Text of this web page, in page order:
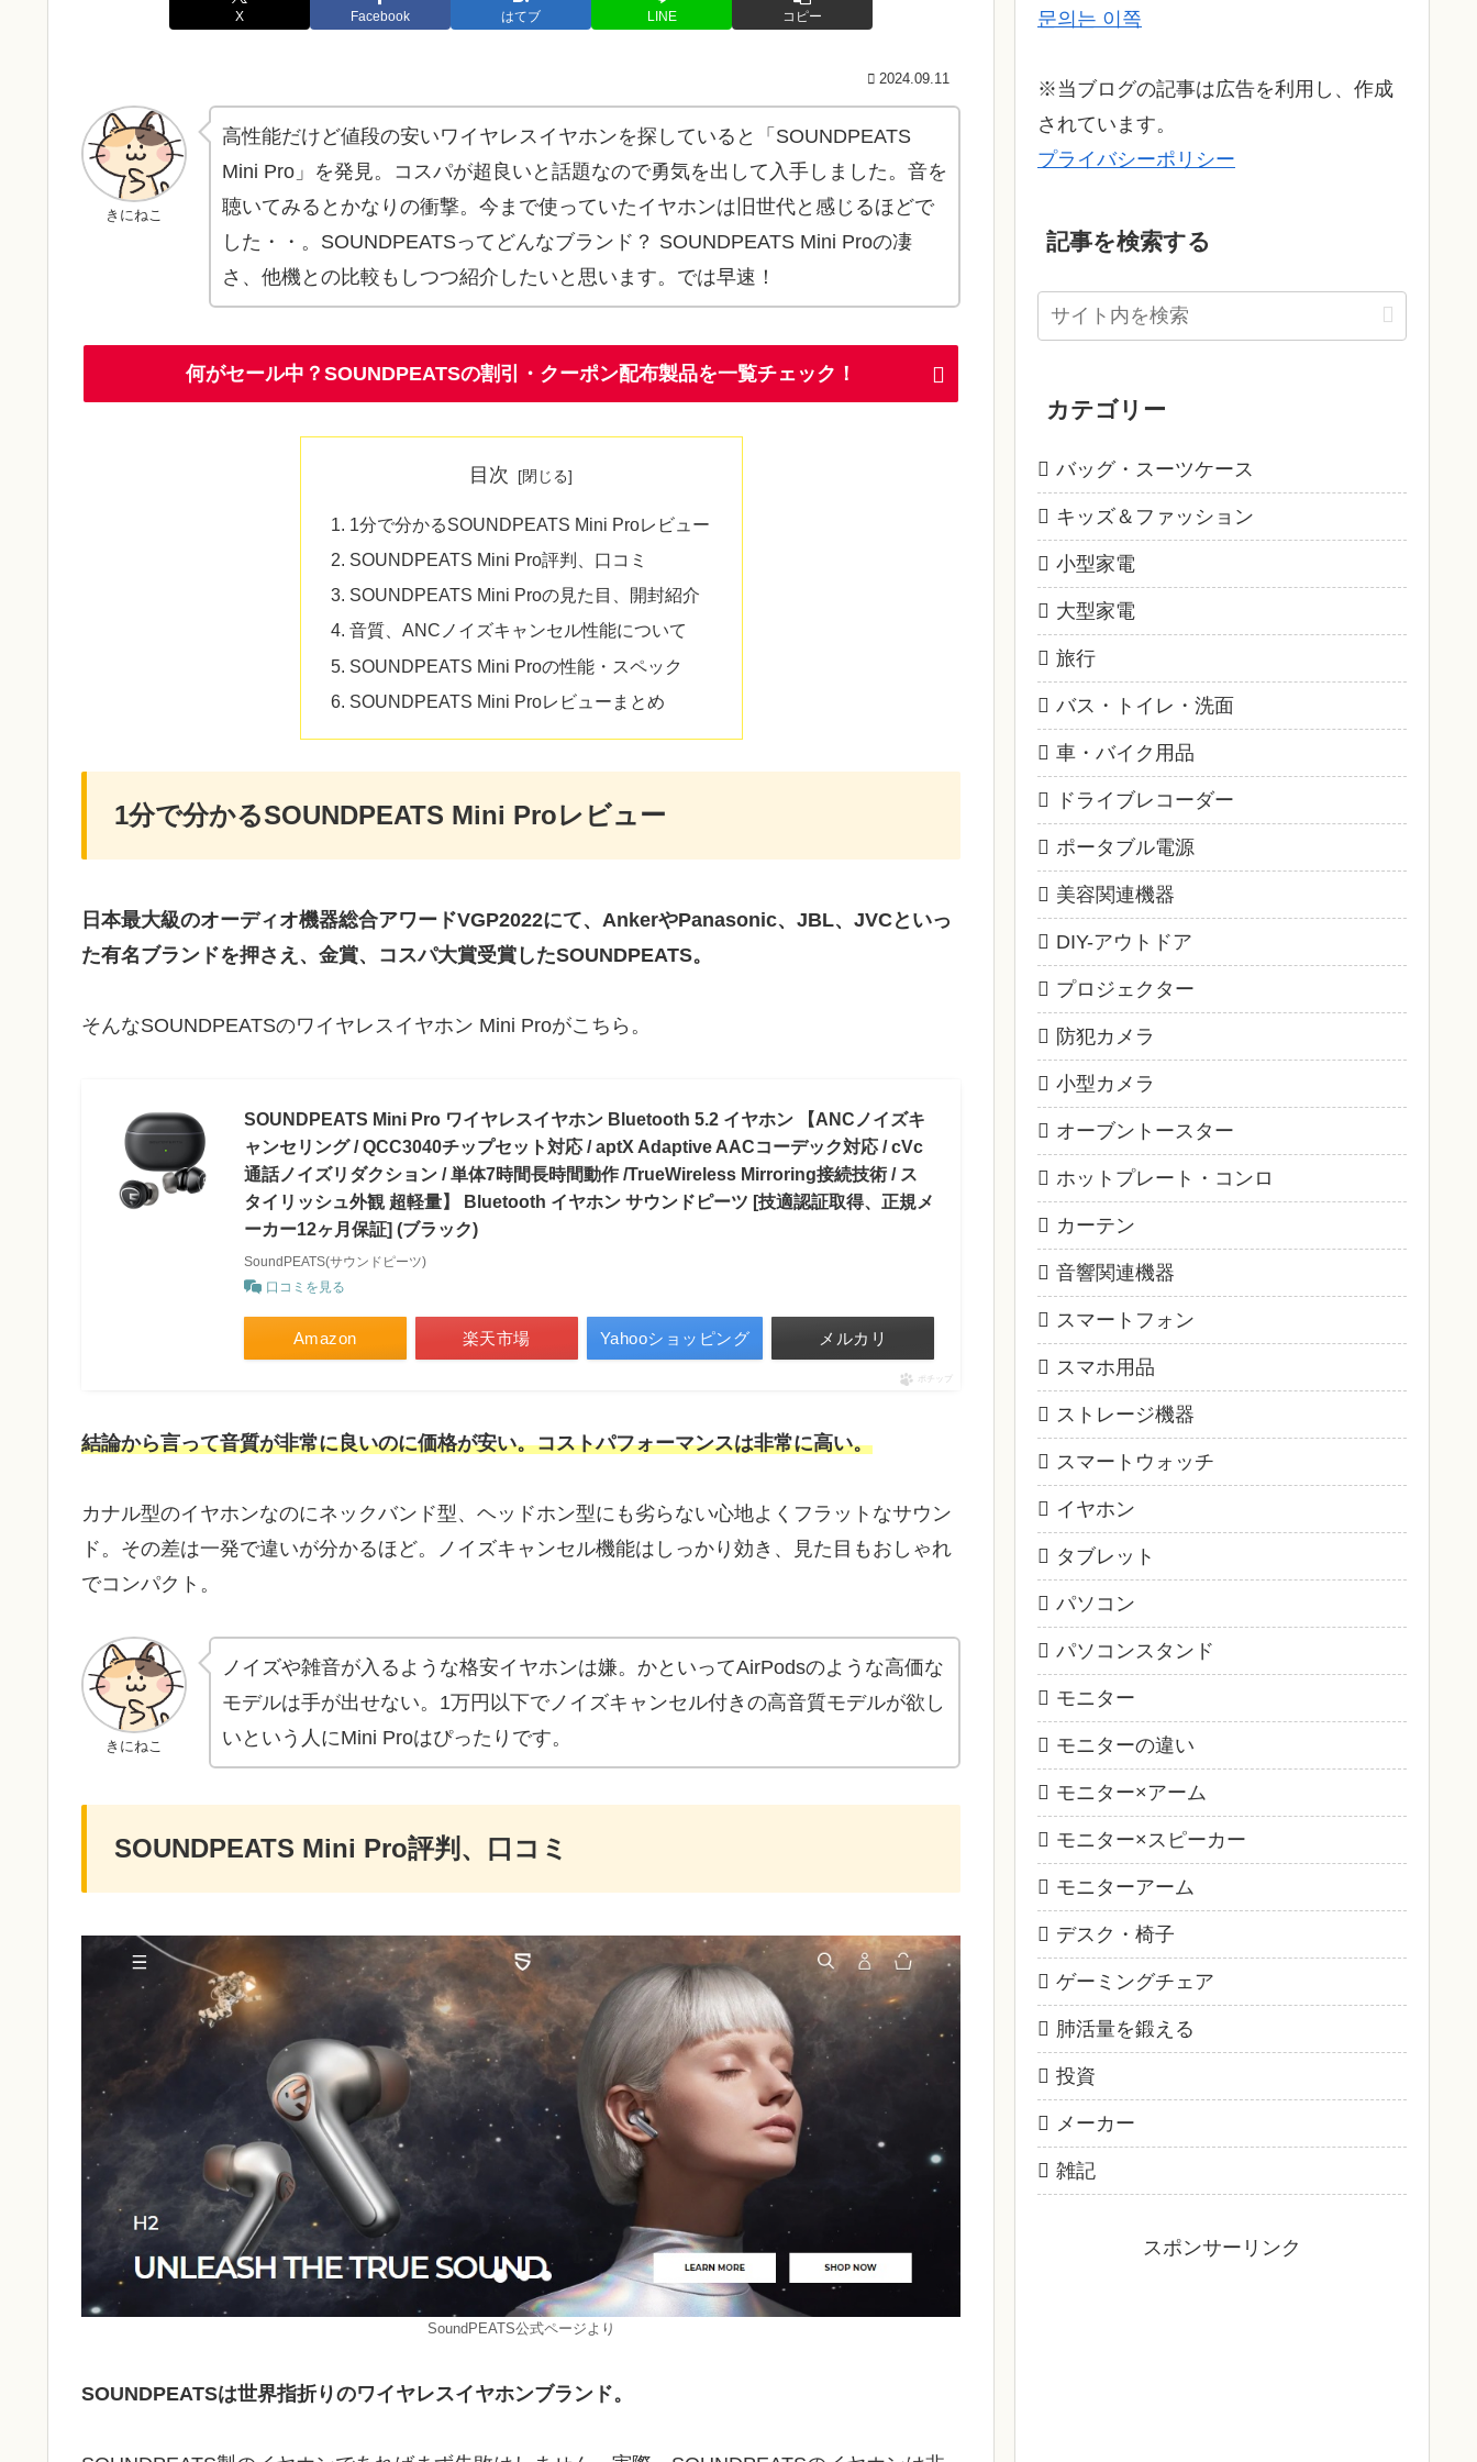
X Facebook はてブ LINE コピー
2024.09.11
きにねこ
高性能だけど値段の安いワイヤレスイヤホンを探していると「SOUNDPEATS
Mini Pro」を発見。コスパが超良いと話題なので勇気を出して入手しました。音を
聴いてみるとかなりの衝撃。今まで使っていたイヤホンは旧世代と感じるほどで
した・・。SOUNDPEATSってどんなブランド？ SOUNDPEATS Mini Proの凄
さ、他機との比較もしつつ紹介したいと思います。では早速！
何がセール中？SOUNDPEATSの割引・クーポン配布製品を一覧チェック！
目次
1分で分かるSOUNDPEATS Mini Proレビュー
SOUNDPEATS Mini Pro評判、口コミ
SOUNDPEATS Mini Proの見た目、開封紹介
音質、ANCノイズキャンセル性能について
SOUNDPEATS Mini Proの性能・スペック
SOUNDPEATS Mini Proレビューまとめ
1分で分かるSOUNDPEATS Mini Proレビュー
日本最大級のオーディオ機器総合アワードVGP2022にて、AnkerやPanasonic、JBL、JVCといっ
た有名ブランドを押さえ、金賞、コスパ大賞受賞したSOUNDPEATS。
そんなSOUNDPEATSのワイヤレスイヤホン Mini Proがこちら。
SOUNDPEATS Mini Pro ワイヤレスイヤホン Bluetooth 5.2 イヤホン 【ANCノイズキ
ャンセリング / QCC3040チップセット対応 / aptX Adaptive AACコーデック対応 / cVc
通話ノイズリダクション / 単体7時間長時間動作 /TrueWireless Mirroring接続技術 / ス
タイリッシュ外観 超軽量】 Bluetooth イヤホン サウンドピーツ [技適認証取得、正規メ
ーカー12ヶ月保証] (ブラック)
SoundPEATS(サウンドピーツ)
口コミを見る
Amazon 楽天市場 Yahooショッピング メルカリ
ポチップ
結論から言って音質が非常に良いのに価格が安い。コストパフォーマンスは非常に高い。
カナル型のイヤホンなのにネックバンド型、ヘッドホン型にも劣らない心地よくフラットなサウン
ド。その差は一発で違いが分かるほど。ノイズキャンセル機能はしっかり効き、見た目もおしゃれ
でコンパクト。
きにねこ
ノイズや雑音が入るような格安イヤホンは嫌。かといってAirPodsのような高価な
モデルは手が出せない。1万円以下でノイズキャンセル付きの高音質モデルが欲し
いという人にMini Proはぴったりです。
SOUNDPEATS Mini Pro評判、口コミ
SoundPEATS公式ページより
SOUNDPEATSは世界指折りのワイヤレスイヤホンブランド。
문의는 이쪽
※当ブログの記事は広告を利用し、作成
されています。
プライバシーポリシー
記事を検索する
カテゴリー
バッグ・スーツケース
キッズ＆ファッション
小型家電
大型家電
旅行
バス・トイレ・洗面
車・バイク用品
ドライブレコーダー
ポータブル電源
美容関連機器
DIY-アウトドア
プロジェクター
防犯カメラ
小型カメラ
オーブントースター
ホットプレート・コンロ
カーテン
音響関連機器
スマートフォン
スマホ用品
ストレージ機器
スマートウォッチ
イヤホン
タブレット
パソコン
パソコンスタンド
モニター
モニターの違い
モニター×アーム
モニター×スピーカー
モニターアーム
デスク・椅子
ゲーミングチェア
肺活量を鍛える
投資
メーカー
雑記
スポンサーリンク